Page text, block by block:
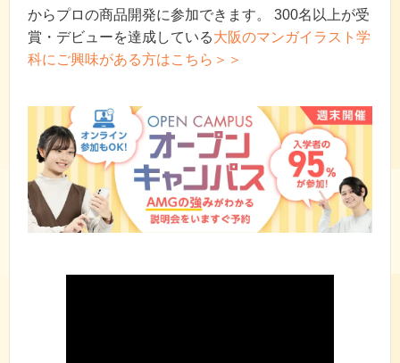
からプロの商品開発に参加できます。 300名以上が受
賞・デビューを達成している大阪のマンガイラスト学
科にご興味がある方はこちら＞＞